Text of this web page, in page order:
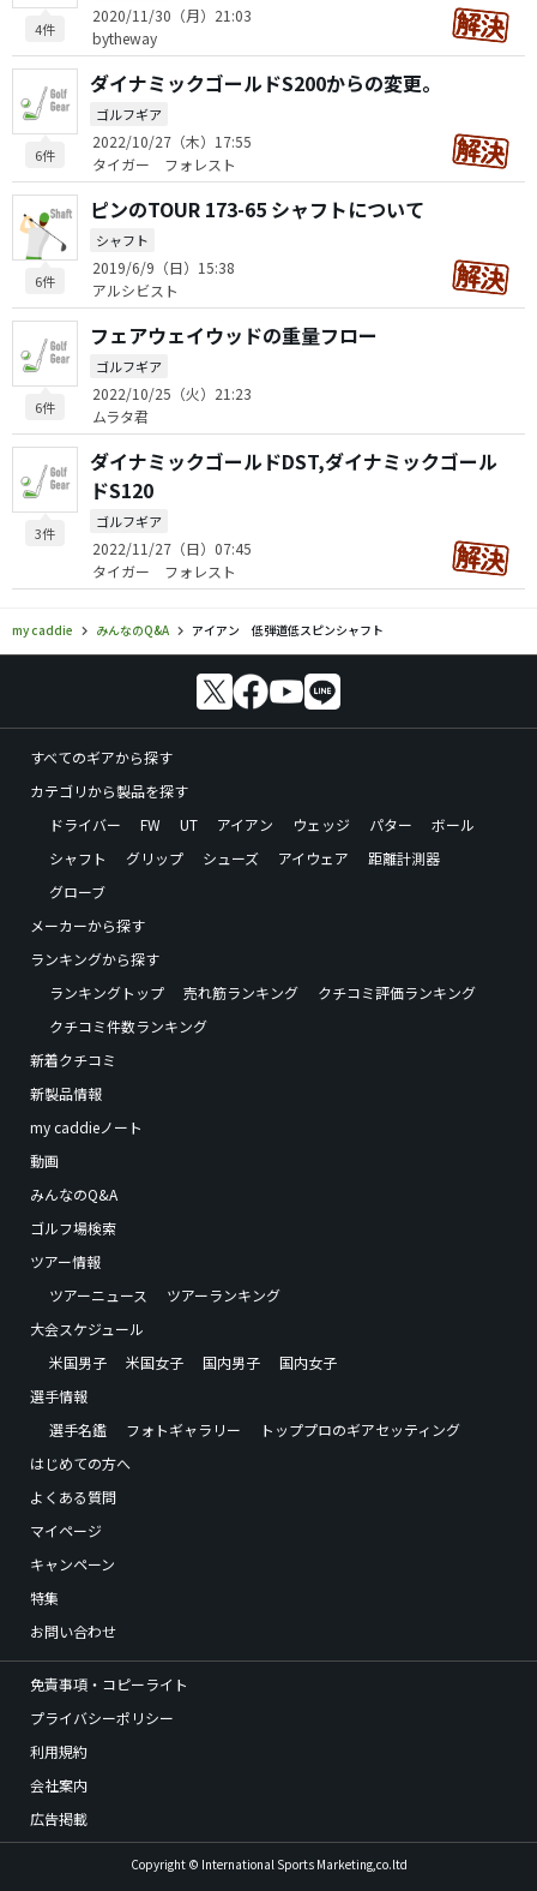
4件
2020/11/30（月）21:03
bytheway
6件
ダイナミックゴールドS200からの変更。
ゴルフギア
2022/10/27（木）17:55
タイガー フォレスト
6件
ピンのTOUR 173-65 シャフトについて
シャフト
2019/6/9（日）15:38
アルシビスト
6件
フェアウェイウッドの重量フロー
ゴルフギア
2022/10/25（火）21:23
ムラタ君
3件
ダイナミックゴールドDST,ダイナミックゴール
ドS120
ゴルフギア
2022/11/27（日）07:45
タイガー フォレスト
my caddie みんなのQ&A アイアン 低弾道低スピンシャフト
すべてのギアから探す
カテゴリから製品を探す
ドライバー
FW UT アイアン ウェッジ パター
ボール
シャフト
グリップ シューズ アイウェア
距離計測器
グローブ
メーカーから探す
ランキングから探す
ランキングトップ
売れ筋ランキング
クチコミ評価ランキング
クチコミ件数ランキング
新着クチコミ
新製品情報
my caddieノート
動画
みんなのQ&A
ゴルフ場検索
ツアー情報
ツアーニュース
ツアーランキング
大会スケジュール
米国男子
米国女子 国内男子
国内女子
選手情報
選手名鑑
フォトギャラリー
トッププロのギアセッティング
はじめての方へ
よくある質問
マイページ
キャンペーン
特集
お問い合わせ
免責事項・コピーライト
プライバシーポリシー
利用規約
会社案内
広告掲載
Copyright © International Sports Marketing,co.ltd